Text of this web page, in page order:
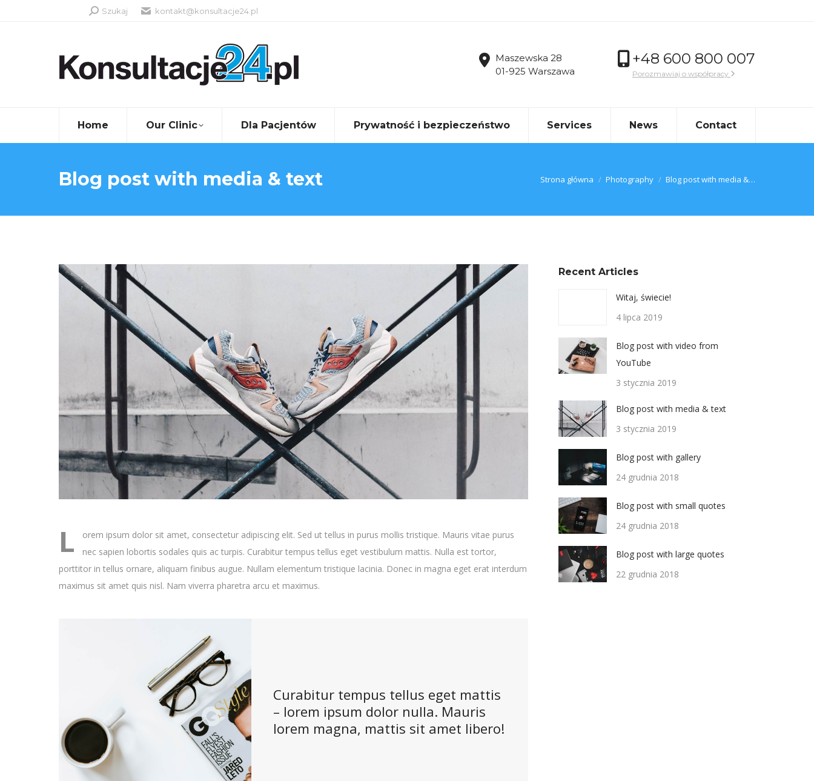
Szukaj:Szukaj kontakt@konsultacje24.pl
Maszewska 28
01-925 Warszawa
+48 600 800 007
Porozmawiaj o współpracy
Home Our Clinic Dla Pacjentów Prywatność i bezpieczeństwo Services News Contact
Blog post with media & text Jesteś tutaj:
Strona główna Photography Blog post with media &…
L
orem ipsum dolor sit amet, consectetur adipiscing elit. Sed ut tellus in purus mollis tristique. Mauris vitae purus
nec sapien lobortis sodales quis ac turpis. Curabitur tempus tellus eget vestibulum mattis. Nulla est tortor,
porttitor in tellus ornare, aliquam finibus augue. Nullam elementum tristique lacinia. Donec in magna eget erat interdum
maximus sit amet quis nisl. Nam viverra pharetra arcu et maximus.
Curabitur tempus tellus eget mattis
– lorem ipsum dolor nulla. Mauris
lorem magna, mattis sit amet libero!
Recent Articles
Witaj, świecie!
4 lipca 2019
Blog post with video from
YouTube
3 stycznia 2019
Blog post with media & text
3 stycznia 2019
Blog post with gallery
24 grudnia 2018
Blog post with small quotes
24 grudnia 2018
Blog post with large quotes
22 grudnia 2018